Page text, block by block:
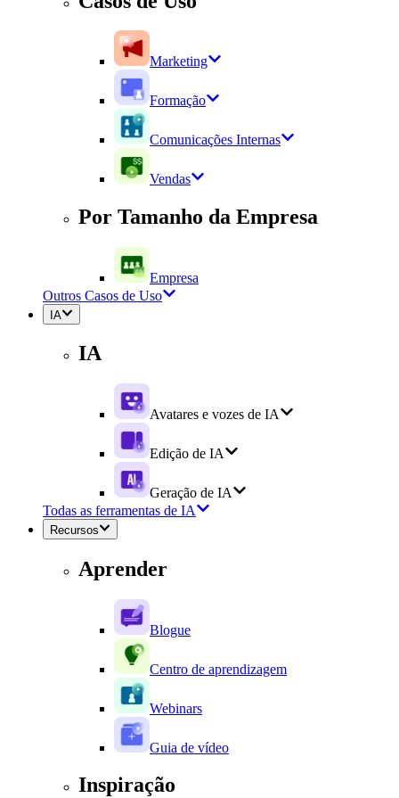
Marketing
Formação
Comunicações Internas
Vendas
Por Tamanho da Empresa
Empresa
Outros Casos de Uso
IA
IA
Avatares e vozes de IA
Edição de IA
Geração de IA
Todas as ferramentas de IA
Recursos
Aprender
Blogue
Centro de aprendizagem
Webinars
Guia de vídeo
Inspiração